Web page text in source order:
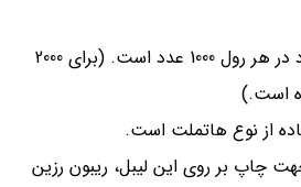
تعداد لیبل موجود در هر رول 1000 عدد است. (برای 2000
است.)
از نوع هاتملت است.
چاپ بر روی این لیبل، ریبون رزین